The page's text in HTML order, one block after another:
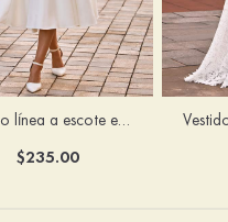
Vestido línea a escote en v satén hasta la tibia vestido de novia
$235.00